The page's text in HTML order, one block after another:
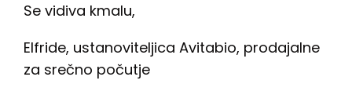
Se vidiva kmalu,
Elfride, ustanoviteljica Avitabio, prodajalne
za srečno počutje